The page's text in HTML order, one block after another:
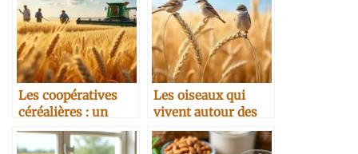
Les coopératives
céréalières : un
modèle économique
durable
Les oiseaux qui
vivent autour des
champs de blé